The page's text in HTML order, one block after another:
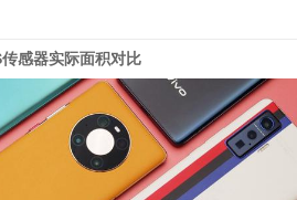
感器实际面积对比